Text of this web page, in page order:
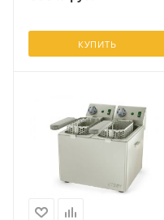
КУПИТЬ